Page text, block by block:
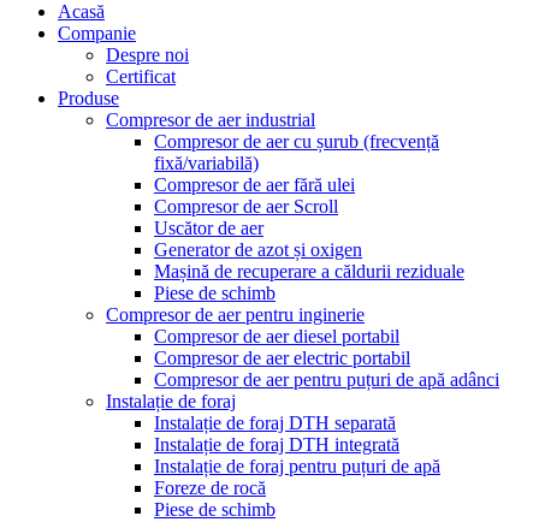
Acasă
Companie
Despre noi
Certificat
Produse
Compresor de aer industrial
Compresor de aer cu șurub (frecvență
fixă/variabilă)
Compresor de aer fără ulei
Compresor de aer Scroll
Uscător de aer
Generator de azot și oxigen
Mașină de recuperare a căldurii reziduale
Piese de schimb
Compresor de aer pentru inginerie
Compresor de aer diesel portabil
Compresor de aer electric portabil
Compresor de aer pentru puțuri de apă adânci
Instalație de foraj
Instalație de foraj DTH separată
Instalație de foraj DTH integrată
Instalație de foraj pentru puțuri de apă
Foreze de rocă
Piese de schimb